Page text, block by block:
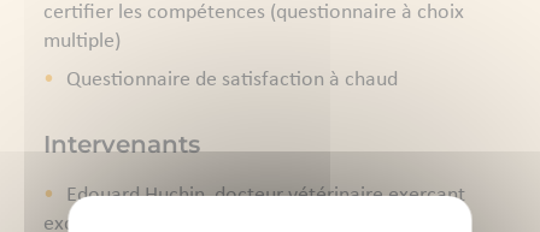
certifier les compétences (questionnaire à choix
multiple)
Questionnaire de satisfaction à chaud
Intervenants
Edouard Huchin, docteur vétérinaire exerçant
exclusivement en production avicole